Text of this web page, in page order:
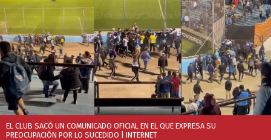
EL CLUB SACÓ UN COMUNICADO OFICIAL EN EL QUE EXPRESA SU
PREOCUPACIÓN POR LO SUCEDIDO | INTERNET